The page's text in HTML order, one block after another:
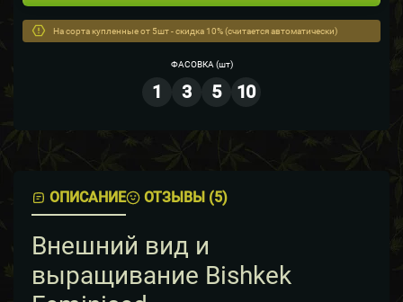
На сорта купленные от 5шт - скидка 10% (считается автоматически)
ФАСОВКА (шт)
1 3 5 10
ОПИСАНИЕ ОТЗЫВЫ (5)
Внешний вид и
выращивание Bishkek